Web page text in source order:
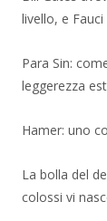
livello, e
Para Sin:
leggerezza
Hamer: uno
La bolla del
colossi vi